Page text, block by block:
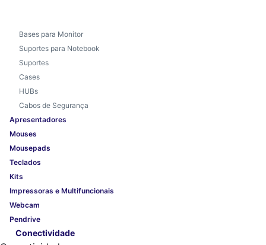
Bases para Monitor
Suportes para Notebook
Suportes
Cases
HUBs
Cabos de Segurança
Apresentadores
Mouses
Mousepads
Teclados
Kits
Impressoras e Multifuncionais
Webcam
Pendrive
Conectividade